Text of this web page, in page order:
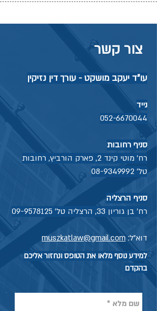
צור קשר
עו"ד יעקב מושקט - עורך דין נזיקין
נייד
052-6670044
סניף רחובות
רח' מוטי קינד 2, פארק הורביץ, רחובות
טל' 08-9349992
סניף הרצליה
רח' בן גוריון 33, הרצליה טל'
09-9578125
דוא"ל: muszkatlaw@gmail.com
למידע נוסף מלאו את הטופס ונחזור אליכם
בהקדם